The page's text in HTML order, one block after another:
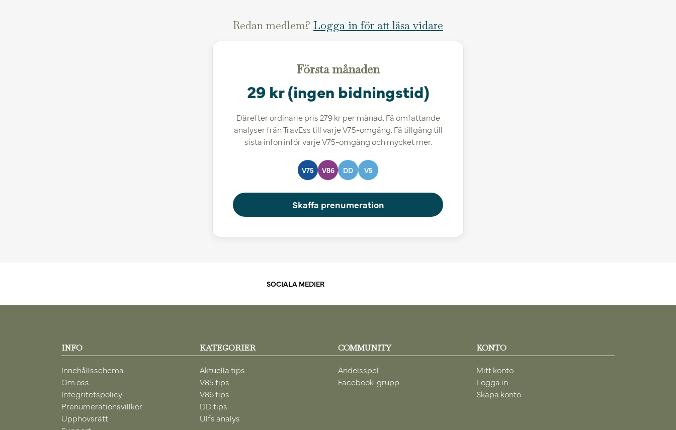
Redan medlem? Logga in för att läsa vidare
Första månaden
29 kr (ingen bidningstid)
Därefter ordinarie pris 279 kr per månad. Få omfattande
analyser från TravEss till varje V75-omgång. Få tillgång till
sista infon inför varje V75-omgång och mycket mer.
V75 V86 DD V5
Skaffa prenumeration
SOCIALA MEDIER
INFO
Innehållsschema
Om oss
Integritetspolicy
Prenumerationsvillkor
Upphovsrätt
KATEGORIER
Aktuella tips
V85 tips
V86 tips
DD tips
Ulfs analys
COMMUNITY
Andelsspel
Facebook-grupp
KONTO
Mitt konto
Logga in
Skapa konto